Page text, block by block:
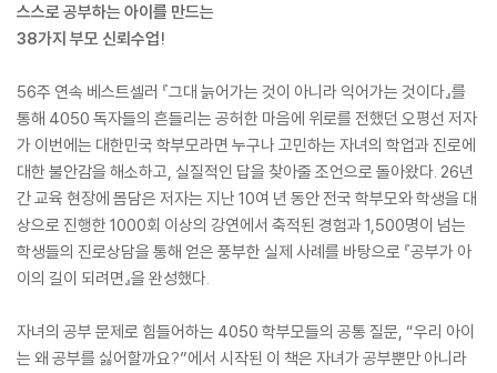
스스로 공부하는 아이를 만드는
38가지 부모 신뢰수업!
56주 연속 베스트셀러 『그대 늙어가는 것이 아니라 익어가는 것이다』를
통해 4050 독자들의 흔들리는 공허한 마음에 위로를 전했던 오평선 저자
가 이번에는 대한민국 학부모라면 누구나 고민하는 자녀의 학업과 진로에
대한 불안감을 해소하고, 실질적인 답을 찾아줄 조언으로 돌아왔다. 26년
간 교육 현장에 몸담은 저자는 지난 10여 년 동안 전국 학부모와 학생을 대
상으로 진행한 1000회 이상의 강연에서 축적된 경험과 1,500명이 넘는
학생들의 진로상담을 통해 얻은 풍부한 실제 사례를 바탕으로 『공부가 아
이의 길이 되려면』을 완성했다.
자녀의 공부 문제로 힘들어하는 4050 학부모들의 공통 질문, “우리 아이
는 왜 공부를 싫어할까요?”에서 시작된 이 책은 자녀가 공부뿐만 아니라